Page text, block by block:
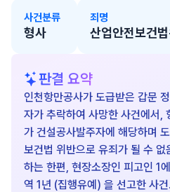
사건분류
형사
죄명
산업안전보건
판결 요약
인천항만공사가 도급받은 갑문
자가 추락하여 사망한 사건에서,
가 건설공사발주자에 해당하며
보건법 위반으로 유죄가 될 수
하는 한편, 현장소장인 피고인 1
역 1년 (집행유예) 을 선고한 사건.